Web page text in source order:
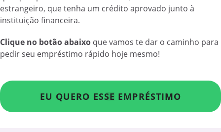
estrangeiro, que tenha um crédito aprovado junto à
instituição financeira.
Clique no botão abaixo que vamos te dar o caminho para
pedir seu empréstimo rápido hoje mesmo!
EU QUERO ESSE EMPRÉSTIMO